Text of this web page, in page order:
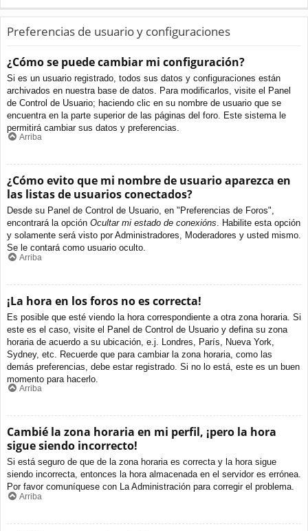
Preferencias de usuario y configuraciones
¿Cómo se puede cambiar mi configuración?
Si es un usuario registrado, todos sus datos y configuraciones están
archivados en nuestra base de datos. Para modificarlos, visite el Panel
de Control de Usuario; haciendo clic en su nombre de usuario que se
encuentra en la parte superior de las páginas del foro. Este sistema le
permitirá cambiar sus datos y preferencias.
Arriba
¿Cómo evito que mi nombre de usuario aparezca en
las listas de usuarios conectados?
Desde su Panel de Control de Usuario, en "Preferencias de Foros",
encontrará la opción Ocultar mi estado de conexións. Habilite esta opción
y solamente será visto por Administradores, Moderadores y usted mismo.
Se le contará como usuario oculto.
Arriba
¡La hora en los foros no es correcta!
Es posible que esté viendo la hora correspondiente a otra zona horaria. Si
este es el caso, visite el Panel de Control de Usuario y defina su zona
horaria de acuerdo a su ubicación, e.j. Londres, París, Nueva York,
Sydney, etc. Recuerde que para cambiar la zona horaria, como las
demás preferencias, debe estar registrado. Si no lo está, este es un buen
momento para hacerlo.
Arriba
Cambié la zona horaria en mi perfil, ¡pero la hora
sigue siendo incorrecto!
Si está seguro de que de la zona horaria es correcta y la hora sigue
siendo incorrecta, entonces la hora almacenada en el servidor es errónea.
Por favor comuníquese con La Administración para corregir el problema.
Arriba